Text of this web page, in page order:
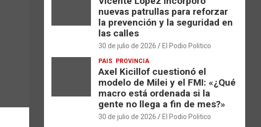
nuevas patrullas para reforzar
la prevención y la seguridad en
las calles
30 de julio de 2026 El Podio Politico
PAIS PROVINCIA
Axel Kicillof cuestionó el
modelo de Milei y el FMI: «¿Qué
macro está ordenada si la
gente no llega a fin de mes?»
30 de julio de 2026 El Podio Politico